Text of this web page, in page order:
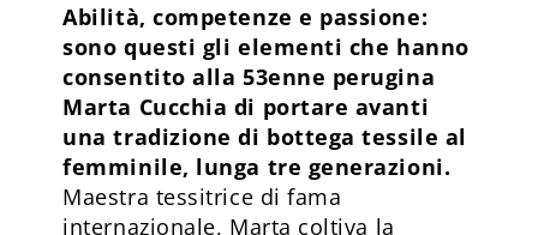
Abilità, competenze e passione:
sono questi gli elementi che hanno
consentito alla 53enne perugina
Marta Cucchia di portare avanti
una tradizione di bottega tessile al
femminile, lunga tre generazioni.
Maestra tessitrice di fama
internazionale, Marta coltiva la